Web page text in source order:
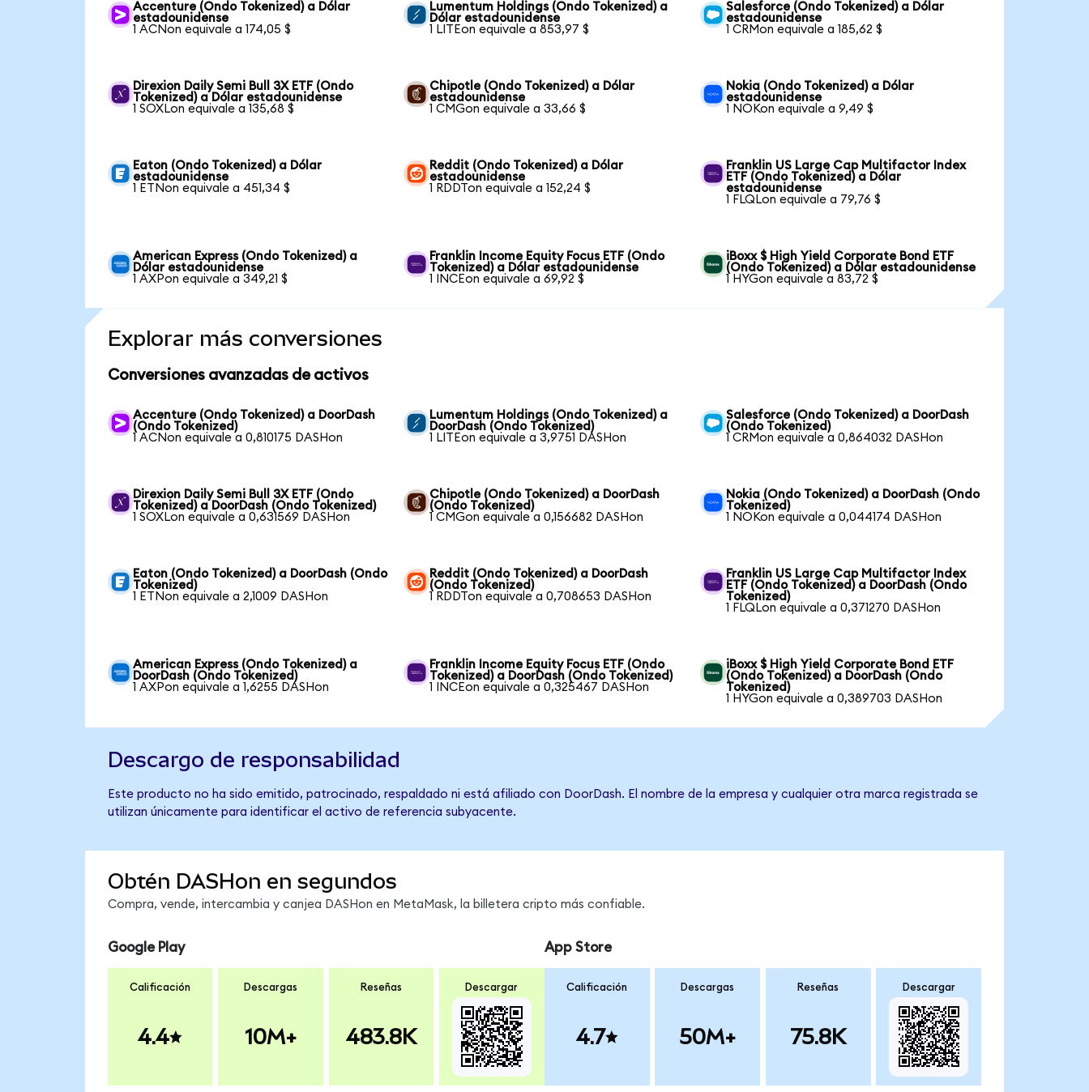
Accenture (Ondo Tokenized) a Dólar
estadounidense
1 ACNon equivale a 174,05 $
Lumentum Holdings (Ondo Tokenized) a
Dólar estadounidense
1 LITEon equivale a 853,97 $
Salesforce (Ondo Tokenized) a Dólar
estadounidense
1 CRMon equivale a 185,62 $
Direxion Daily Semi Bull 3X ETF (Ondo
Tokenized) a Dólar estadounidense
1 SOXLon equivale a 135,68 $
Chipotle (Ondo Tokenized) a Dólar
estadounidense
1 CMGon equivale a 33,66 $
Nokia (Ondo Tokenized) a Dólar
estadounidense
1 NOKon equivale a 9,49 $
Eaton (Ondo Tokenized) a Dólar
estadounidense
1 ETNon equivale a 451,34 $
Reddit (Ondo Tokenized) a Dólar
estadounidense
1 RDDTon equivale a 152,24 $
Franklin US Large Cap Multifactor Index
ETF (Ondo Tokenized) a Dólar
estadounidense
1 FLQLon equivale a 79,76 $
American Express (Ondo Tokenized) a
Dólar estadounidense
1 AXPon equivale a 349,21 $
Franklin Income Equity Focus ETF (Ondo
Tokenized) a Dólar estadounidense
1 INCEon equivale a 69,92 $
iBoxx $ High Yield Corporate Bond ETF
(Ondo Tokenized) a Dólar estadounidense
1 HYGon equivale a 83,72 $
Explorar más conversiones
Conversiones avanzadas de activos
Accenture (Ondo Tokenized) a DoorDash
(Ondo Tokenized)
1 ACNon equivale a 0,810175 DASHon
Lumentum Holdings (Ondo Tokenized) a
DoorDash (Ondo Tokenized)
1 LITEon equivale a 3,9751 DASHon
Salesforce (Ondo Tokenized) a DoorDash
(Ondo Tokenized)
1 CRMon equivale a 0,864032 DASHon
Direxion Daily Semi Bull 3X ETF (Ondo
Tokenized) a DoorDash (Ondo Tokenized)
1 SOXLon equivale a 0,631569 DASHon
Chipotle (Ondo Tokenized) a DoorDash
(Ondo Tokenized)
1 CMGon equivale a 0,156682 DASHon
Nokia (Ondo Tokenized) a DoorDash (Ondo
Tokenized)
1 NOKon equivale a 0,044174 DASHon
Eaton (Ondo Tokenized) a DoorDash (Ondo
Tokenized)
1 ETNon equivale a 2,1009 DASHon
Reddit (Ondo Tokenized) a DoorDash
(Ondo Tokenized)
1 RDDTon equivale a 0,708653 DASHon
Franklin US Large Cap Multifactor Index
ETF (Ondo Tokenized) a DoorDash (Ondo
Tokenized)
1 FLQLon equivale a 0,371270 DASHon
American Express (Ondo Tokenized) a
DoorDash (Ondo Tokenized)
1 AXPon equivale a 1,6255 DASHon
Franklin Income Equity Focus ETF (Ondo
Tokenized) a DoorDash (Ondo Tokenized)
1 INCEon equivale a 0,325467 DASHon
iBoxx $ High Yield Corporate Bond ETF
(Ondo Tokenized) a DoorDash (Ondo
Tokenized)
1 HYGon equivale a 0,389703 DASHon
Descargo de responsabilidad
Este producto no ha sido emitido, patrocinado, respaldado ni está afiliado con DoorDash. El nombre de la empresa y cualquier otra marca registrada se
utilizan únicamente para identificar el activo de referencia subyacente.
Obtén DASHon en segundos
Compra, vende, intercambia y canjea DASHon en MetaMask, la billetera cripto más confiable.
Google Play
Calificación
4.4
Descargas
10M+
Reseñas
483.8K
Descargar
App Store
Calificación
4.7
Descargas
50M+
Reseñas
75.8K
Descargar